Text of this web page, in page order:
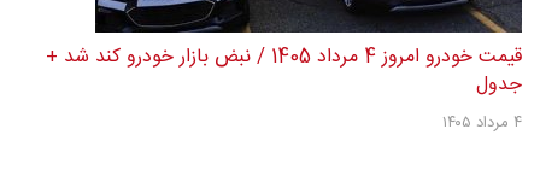
قیمت خودرو امروز 4 مرداد 1405 / نبض بازار خودرو کند شد +
جدول
۴ مرداد ۱۴۰۵